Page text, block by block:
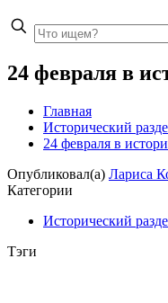
24 февраля в
Главная
Исторический
24 февраля в
Опубликовал(а) Лариса
Категории
Исторический
Тэги